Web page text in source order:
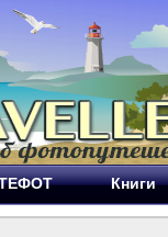
Книги